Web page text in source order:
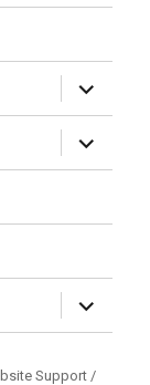
expand
child
menu
expand
child
menu
expand
child
menu
Support /